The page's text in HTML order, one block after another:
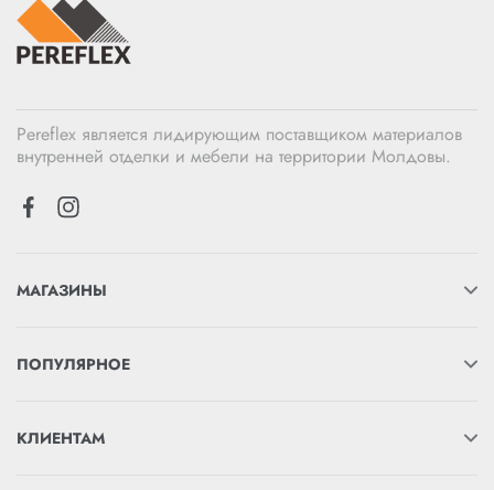
Pereflex является лидирующим поставщиком материалов
внутренней отделки и мебели на территории Молдовы.
МАГАЗИНЫ
ПОПУЛЯРНОЕ
КЛИЕНТАМ